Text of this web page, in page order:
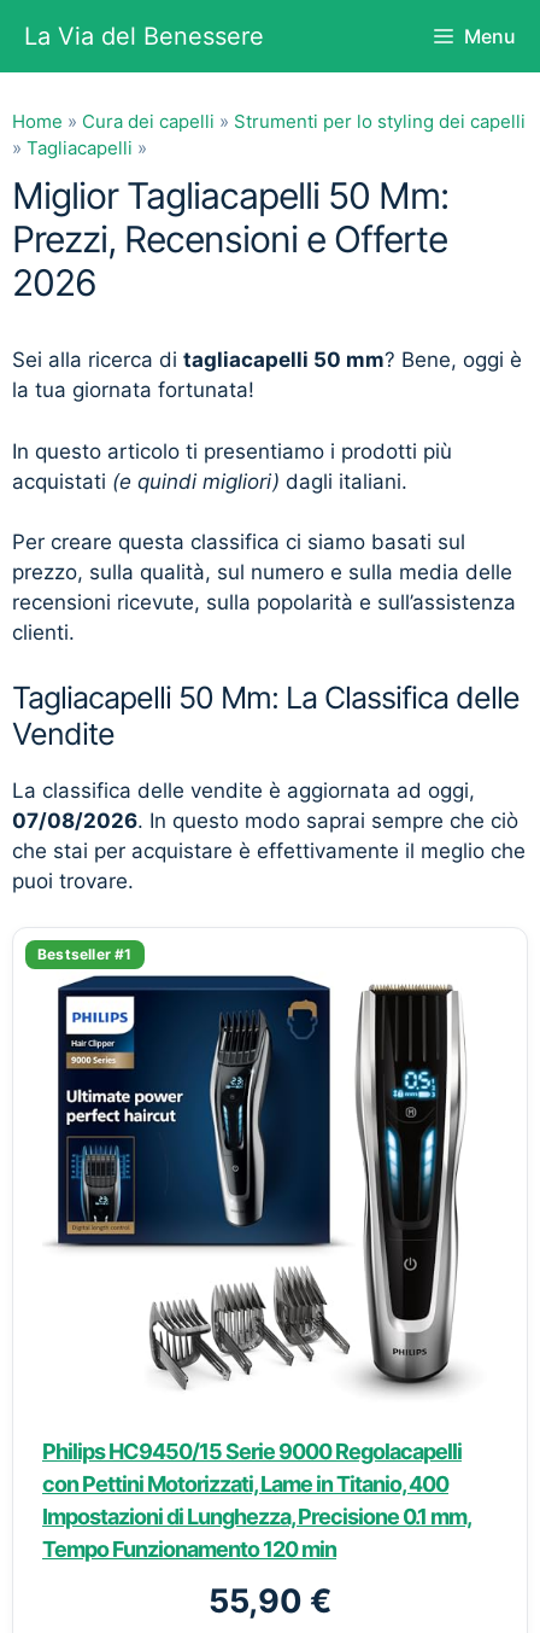
contenuto
La Via del Benessere Menu
Home » Cura dei capelli » Strumenti per lo styling dei capelli
» Tagliacapelli »
Miglior Tagliacapelli 50 Mm:
Prezzi, Recensioni e Offerte
2026
Sei alla ricerca di tagliacapelli 50 mm? Bene, oggi è
la tua giornata fortunata!
In questo articolo ti presentiamo i prodotti più
acquistati (e quindi migliori) dagli italiani.
Per creare questa classifica ci siamo basati sul
prezzo, sulla qualità, sul numero e sulla media delle
recensioni ricevute, sulla popolarità e sull’assistenza
clienti.
Tagliacapelli 50 Mm: La Classifica delle
Vendite
La classifica delle vendite è aggiornata ad oggi,
07/08/2026. In questo modo saprai sempre che ciò
che stai per acquistare è effettivamente il meglio che
puoi trovare.
Bestseller #1
Philips HC9450/15 Serie 9000 Regolacapelli
con Pettini Motorizzati, Lame in Titanio, 400
Impostazioni di Lunghezza, Precisione 0.1 mm,
Tempo Funzionamento 120 min
55,90 €